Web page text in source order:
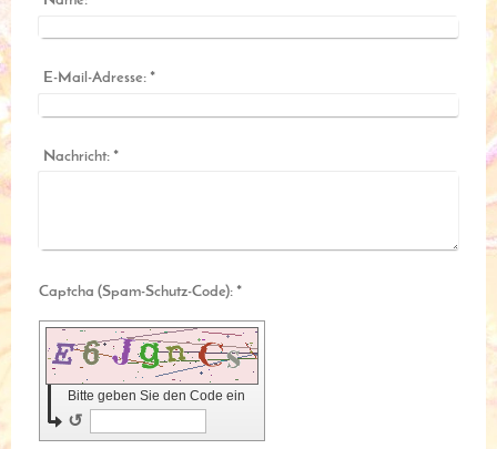
E-Mail-Adresse:*
Nachricht:*
Captcha (Spam-Schutz-Code): *
Bitte geben Sie den Code ein
↺